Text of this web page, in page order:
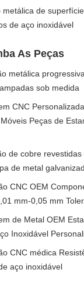
metálica de
de aço inoxidável
As Peças
metálica
sob medida
CNC
Peças de
de cobre
de metal
CNC OEM
mm-0,05 mm
de Metal OEM
Inoxidável
CNC médica
aço inoxidável